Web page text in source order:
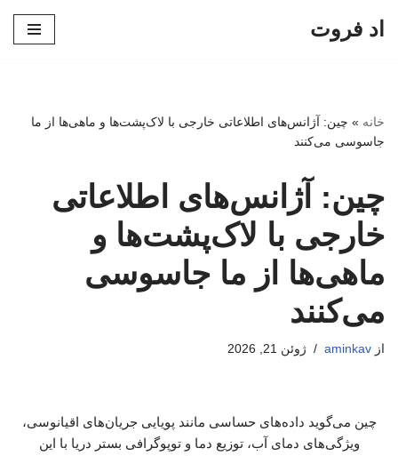
اد فروت
خانه » چین: آژانس‌های اطلاعاتی خارجی با لاک‌پشت‌ها و ماهی‌ها از ما
جاسوسی می‌کنند
چین: آژانس‌های اطلاعاتی
خارجی با لاک‌پشت‌ها و
ماهی‌ها از ما جاسوسی
می‌کنند
از aminkav ژوئن 21, 2026
چین می‌گوید داده‌های حساسی مانند پویایی جریان‌های اقیانوسی،
ویژگی‌های دمای آب، توزیع دما و توپوگرافی بستر دریا با این